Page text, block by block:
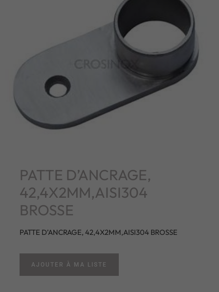
PATTE D’ANCRAGE,
42,4X2MM,AISI304
BROSSE
PATTE D’ANCRAGE, 42,4X2MM,AISI304 BROSSE
AJOUTER À MA LISTE